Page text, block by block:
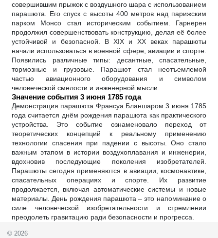
совершившим прыжок с воздушного шара с использованием
парашюта. Его спуск с высоты 400 метров над парижским
парком Монсо стал историческим событием. Гарнерен
продолжил совершенствовать конструкцию, делая её более
устойчивой и безопасной. В XIX и XX веках парашюты
начали использоваться в военной сфере, авиации и спорте.
Появились различные типы: десантные, спасательные,
тормозные и грузовые. Парашют стал неотъемлемой
частью авиационного оборудования и символом
человеческой смелости и инженерной мысли.
Значение события 3 июня 1785 года
Демонстрация парашюта Франсуа Бланшаром 3 июня 1785
года считается днём рождения парашюта как практического
устройства. Это событие ознаменовало переход от
теоретических концепций к реальному применению
технологии спасения при падении с высоты. Оно стало
важным этапом в истории воздухоплавания и инженерии,
вдохновив последующие поколения изобретателей.
Парашюты сегодня применяются в авиации, космонавтике,
спасательных операциях и спорте. Их развитие
продолжается, включая автоматические системы и новые
материалы. День рождения парашюта – это напоминание о
силе человеческой изобретательности и стремлении
преодолеть гравитацию ради безопасности и прогресса.
© 2026